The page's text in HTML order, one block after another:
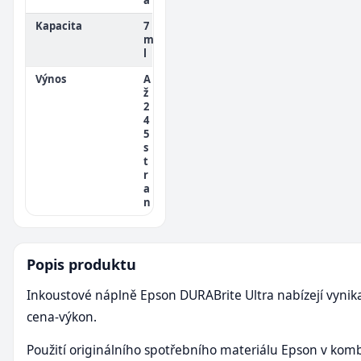
Kapacita
7
m
l
Výnos
A
ž
2
4
5
s
t
r
a
n
Popis produktu
Inkoustové náplně Epson DURABrite Ultra nabízejí
cena-výkon.
Použití originálního spotřebního materiálu Epson v